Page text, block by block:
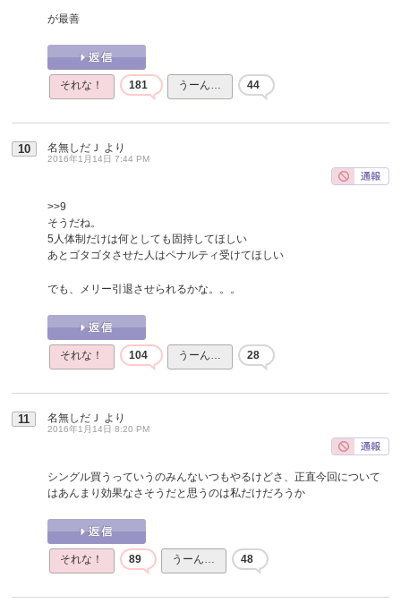
が最善
それな！ 181 うーん… 44
10 名無しだＪ より
2016年1月14日 7:44 PM
>>9
そうだね。
5人体制だけは何としても固持してほしい
あとゴタゴタさせた人はペナルティ受けてほしい
でも、メリー引退させられるかな。。。
それな！ 104 うーん… 28
11 名無しだＪ より
2016年1月14日 8:20 PM
シングル買うっていうのみんないつもやるけどさ、正直今回について
はあんまり効果なさそうだと思うのは私だけだろうか
それな！ 89 うーん… 48